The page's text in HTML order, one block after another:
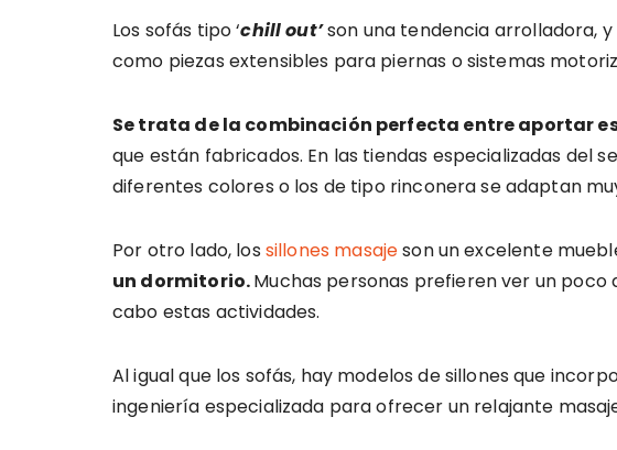
Los sofás tipo ‘chill out’son una tendencia arrolladora,
como piezas extensibles para piernas o sistemas
Se trata de la combinación perfecta entre aportar
que están fabricados. En las tiendas especializadas del
diferentes colores o los de tipo rinconera se adaptan
Por otro lado, los sillones masajeson un excelente
un dormitorio.Muchas personas prefieren ver un poco
cabo estas actividades.
Al igual que los sofás, hay modelos de sillones que
ingeniería especializada para ofrecer un relajante